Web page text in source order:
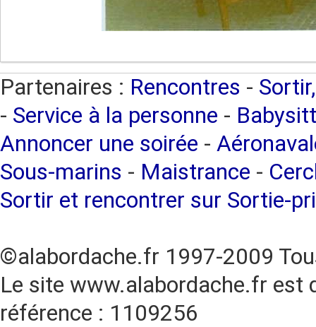
Partenaires : Rencontres -
- Service à la personne -
Annoncer une soirée -
Sous-marins - Maistrance -
Sortir et rencontrer sur Sortie-
©alabordache.fr 1997-2009
Le site www.alabordache.fr est
référence : 1109256